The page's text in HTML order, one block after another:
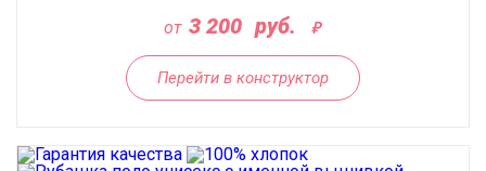
от 3 200 руб.
Перейти в конструктор